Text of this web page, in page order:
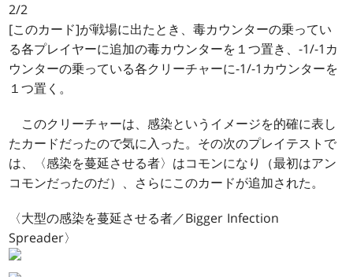
2/2
[このカード]が戦場に出たとき、毒カウンターの乗ってい
る各プレイヤーに追加の毒カウンターを１つ置き、-1/-1カ
ウンターの乗っている各クリーチャーに-1/-1カウンターを
１つ置く。
このクリーチャーは、感染というイメージを的確に表し
たカードだったので気に入った。その次のプレイテストで
は、〈感染を蔓延させる者〉はコモンになり（最初はアン
コモンだったのだ）、さらにこのカードが追加された。
〈大型の感染を蔓延させる者／Bigger Infection
Spreader〉